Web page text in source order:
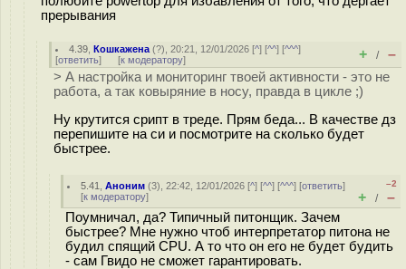
прерывания
4.39 ,Кошкажена (?), 20:21, 12/01/2026 [^] [^^] [^^^]
[ответить] [к модератору] + / –
> А настройка и мониторинг твоей активности - это не
работа, а так ковыряние в носу, правда в цикле ;)
Ну крутится срипт в треде. Прям беда... В качестве дз
перепишите на си и посмотрите на сколько будет
быстрее.
5.41 ,Аноним (3), 22:42, 12/01/2026 [^] [^^] [^^^] [ответить]
[к модератору]
–2
+ / –
Поумничал, да? Типичный питонщик. Зачем
быстрее? Мне нужно чтоб интерпретатор питона не
будил спящий CPU. А то что он его не будет будить
- сам Гвидо не сможет гарантировать.